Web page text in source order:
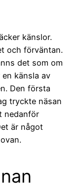
känslor.
och förväntan.
det som om
känsla av
Den första
tryckte näsan
nedanför
är något